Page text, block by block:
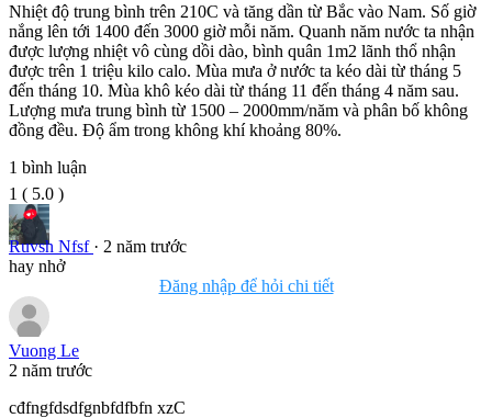
Nhiệt độ trung bình trên 210C và tăng dần từ Bắc vào Nam. Số giờ
nắng lên tới 1400 đến 3000 giờ mỗi năm. Quanh năm nước ta nhận
được lượng nhiệt vô cùng dồi dào, bình quân 1m2 lãnh thổ nhận
được trên 1 triệu kilo calo. Mùa mưa ở nước ta kéo dài từ tháng 5
đến tháng 10. Mùa khô kéo dài từ tháng 11 đến tháng 4 năm sau.
Lượng mưa trung bình từ 1500 – 2000mm/năm và phân bố không
đồng đều. Độ ẩm trong không khí khoảng 80%.
1 bình luận
1 ( 5.0 )
Ruvsh Nfsf · 2 năm trước
hay nhở
Đăng nhập để hỏi chi tiết
Vuong Le
2 năm trước
cđfngfdsdfgnbfdfbfn xzC